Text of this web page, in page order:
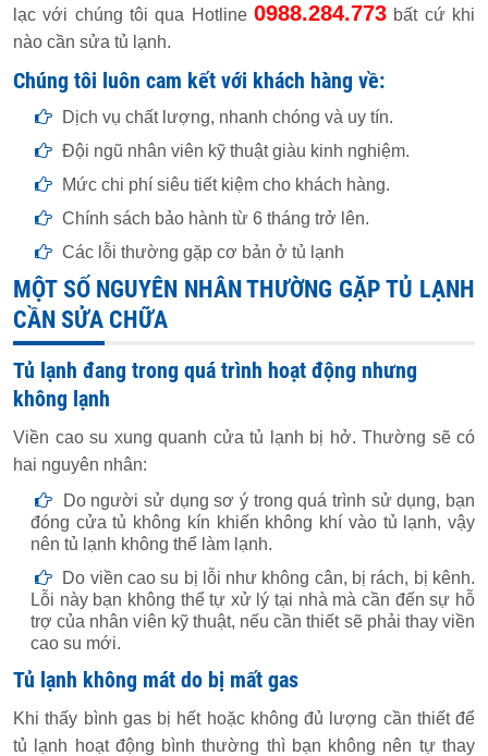
lạc với chúng tôi qua Hotline 0988.284.773 bất cứ khi
nào cần sửa tủ lạnh.
Chúng tôi luôn cam kết với khách hàng về:
Dịch vụ chất lượng, nhanh chóng và uy tín.
Đội ngũ nhân viên kỹ thuật giàu kinh nghiệm.
Mức chi phí siêu tiết kiệm cho khách hàng.
Chính sách bảo hành từ 6 tháng trở lên.
Các lỗi thường gặp cơ bản ở tủ lạnh
MỘT SỐ NGUYÊN NHÂN THƯỜNG GẶP TỦ LẠNH
CẦN SỬA CHỮA
Tủ lạnh đang trong quá trình hoạt động nhưng
không lạnh
Viền cao su xung quanh cửa tủ lạnh bị hở. Thường sẽ có
hai nguyên nhân:
Do người sử dụng sơ ý trong quá trình sử dụng, bạn
đóng cửa tủ không kín khiến không khí vào tủ lạnh, vậy
nên tủ lạnh không thể làm lạnh.
Do viền cao su bị lỗi như không cân, bị rách, bị kênh.
Lỗi này bạn không thể tự xử lý tại nhà mà cần đến sự hỗ
trợ của nhân viên kỹ thuật, nếu cần thiết sẽ phải thay viền
cao su mới.
Tủ lạnh không mát do bị mất gas
Khi thấy bình gas bị hết hoặc không đủ lượng cần thiết để
tủ lạnh hoạt động bình thường thì bạn không nên tự thay